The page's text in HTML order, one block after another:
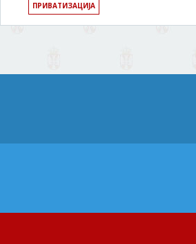
ПРИВАТИЗАЦИЈА